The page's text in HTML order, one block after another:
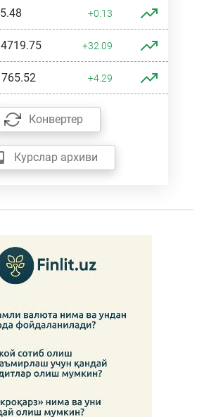
+0.13
+32.09
+4.29
Конвертер
Курслар архиви